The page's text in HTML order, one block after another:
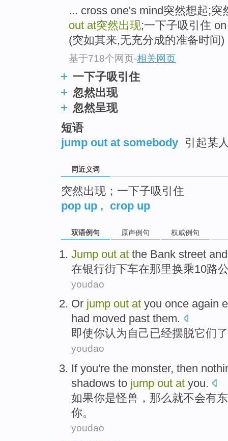
... cross one's mind突然想起;
out at突然出现;一下子吸引住
(突如其来,无充分成的准备时间)
基于718个网页-相关网页
一下子吸引住
忽然出现
忽然呈现
短语
jump out at somebody 引起某
同近义词
突然出现；一下子吸引住
pop up , crop up
双语例句 原声例句 权威例句
Jump out at the Bank street
在银行街下车在那里换乘10路
youdao
Or jump out at you once again
had moved past them.
即使你认为 自己已经摆脱它们
youdao
If you're the monster, then
shadows to jump out at you.
如果你是怪兽 ， 那么就不会有
你。
youdao